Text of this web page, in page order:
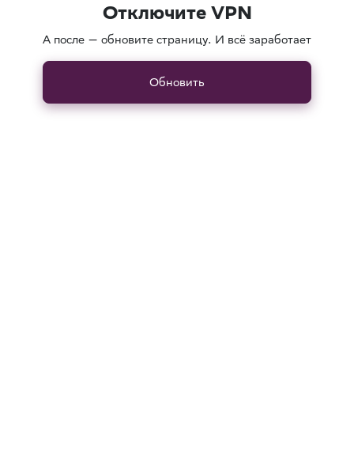
Отключите VPN
А после — обновите страницу. И всё заработает
Обновить